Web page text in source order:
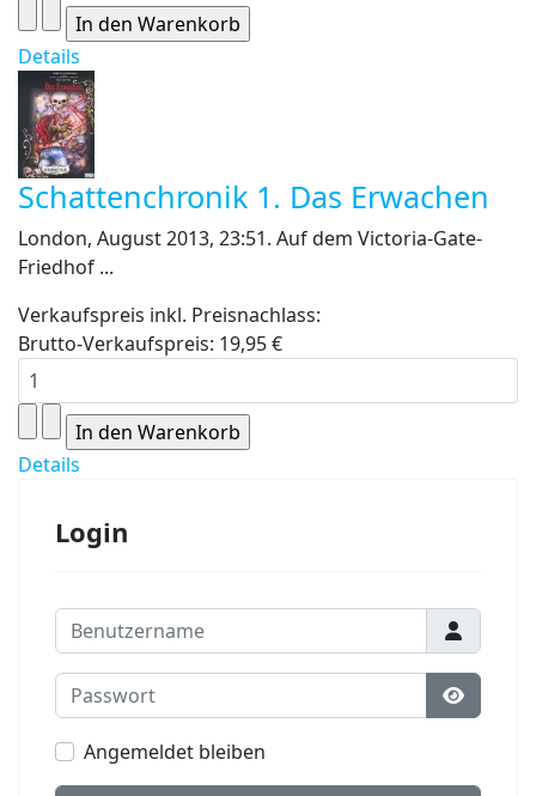
Details
Schattenchronik 1. Das Erwachen
London, August 2013, 23:51. Auf dem Victoria-Gate-
Friedhof ...
Verkaufspreis inkl. Preisnachlass:
Brutto-Verkaufspreis: 19,95 €
Details
Login
Benutzername
Passwort
Angemeldet bleiben